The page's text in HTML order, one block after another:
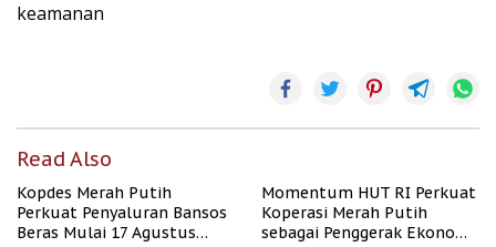
keamanan
Read Also
Kopdes Merah Putih
Perkuat Penyaluran Bansos
Beras Mulai 17 Agustus
Momentum HUT RI Perkuat
Koperasi Merah Putih
sebagai Penggerak Ekonomi